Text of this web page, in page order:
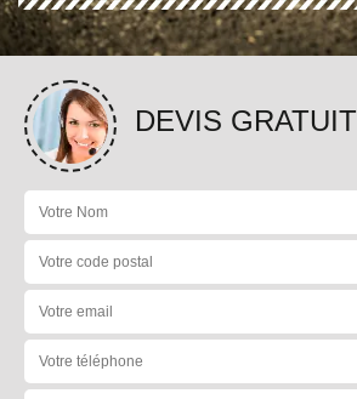
DEVIS GRATUIT